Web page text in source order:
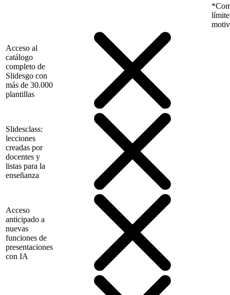
límite
Acceso al
catálogo
completo de
Slidesgo con
más de 30.000
plantillas
Slidesclass:
lecciones
creadas por
docentes y
listas para la
enseñanza
Acceso
anticipado a
nuevas
funciones de
presentaciones
con IA